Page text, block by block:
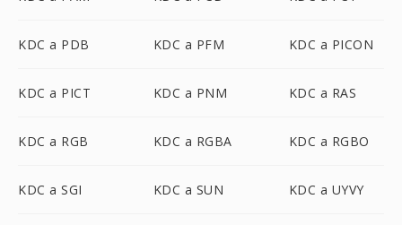
KDC a PDB KDC a PFM KDC a PICON
KDC a PICT KDC a PNM KDC a RAS
KDC a RGB KDC a RGBA KDC a RGBO
KDC a SGI KDC a SUN KDC a UYVY